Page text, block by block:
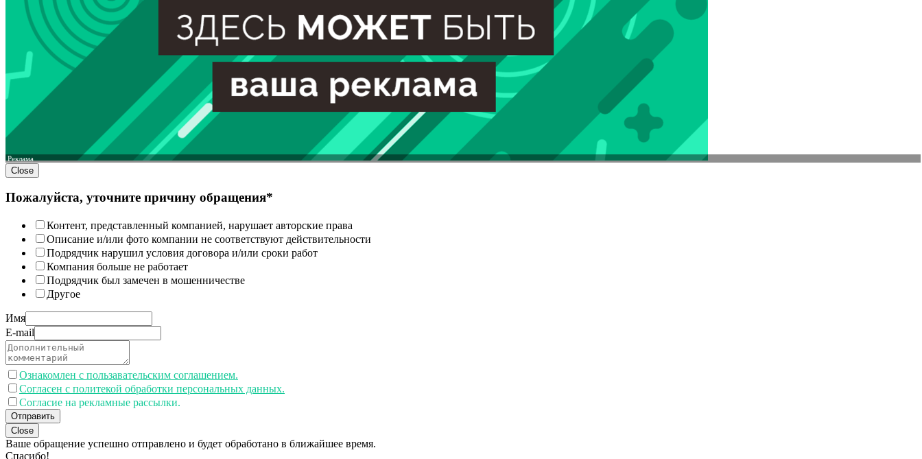
Реклама
Close
Пожалуйста, уточните причину обращения*
Контент, представленный компанией, нарушает авторские права
Описание и/или фото компании не соответствуют действительности
Подрядчик нарушил условия договора и/или сроки работ
Компания больше не работает
Подрядчик был замечен в мошенничестве
Другое
Имя
E-mail
Ознакомлен с пользавательским соглашением.
Согласен с политекой обработки персональных данных.
Согласие на рекламные рассылки.
Отправить
Close
Ваше обращение успешно отправлено и будет обработано в ближайшее время.
Спасибо!